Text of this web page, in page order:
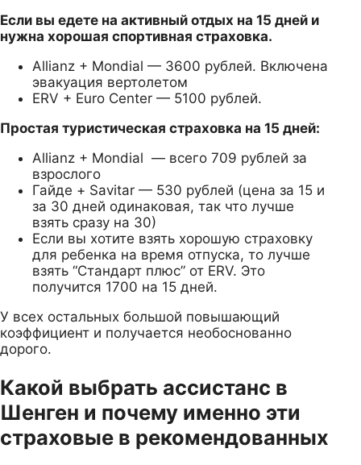
Если вы едете на активный отдых на 15 дней и
нужна хорошая спортивная страховка.
Allianz + Mondial — 3600 рублей. Включена
эвакуация вертолетом
ERV + Euro Center — 5100 рублей.
Простая туристическая страховка на 15 дней:
Allianz + Mondial — всего 709 рублей за
взрослого
Гайде + Savitar — 530 рублей (цена за 15 и
за 30 дней одинаковая, так что лучше
взять сразу на 30)
Если вы хотите взять хорошую страховку
для ребенка на время отпуска, то лучше
взять “Стандарт плюс” от ERV. Это
получится 1700 на 15 дней.
У всех остальных большой повышающий
коэффициент и получается необоснованно
дорого.
Какой выбрать ассистанс в
Шенген и почему именно эти
страховые в рекомендованных